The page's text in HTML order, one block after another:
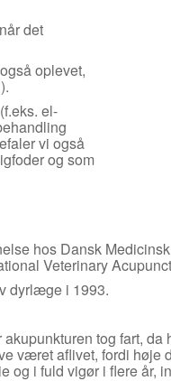
det
oplevet,
el-
vi også
og som
hos Dansk
Veterinary
dyrlæge i 1993.
tog fart, da
været aflivet, fordi høje
og i fuld vigør i flere år,